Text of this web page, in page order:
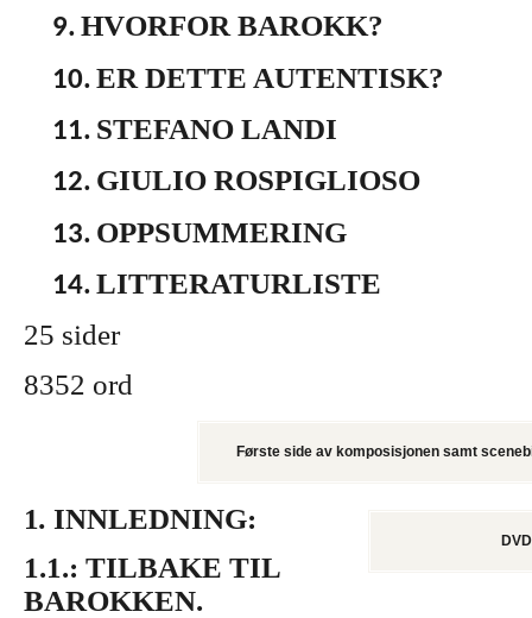
9. HVORFOR BAROKK?
10. ER DETTE AUTENTISK?
11. STEFANO LANDI
12. GIULIO ROSPIGLIOSO
13. OPPSUMMERING
14. LITTERATURLISTE
25 sider
8352 ord
Første side av komposisjonen samt
1. INNLEDNING:
1.1.: TILBAKE TIL
BAROKKEN.